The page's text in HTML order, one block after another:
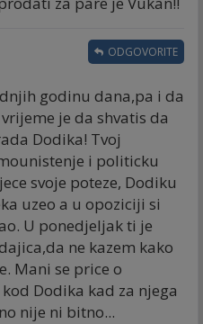
godinu dana,pa i da
je da shvatis da
Dodika! Tvoj
i politicku
svoje poteze, Dodiku
uzeo a u opoziciji si
U ponedjeljak ti je
ne kazem kako
Mani se price o
Dodika kad za njega
nije ni bitno...
ODGOVORITE